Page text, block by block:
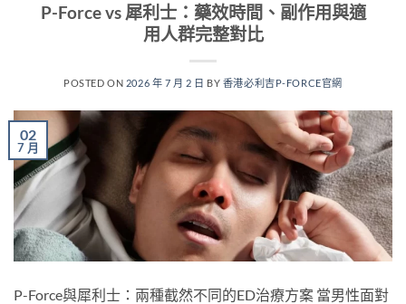
P-Force vs 犀利士：藥效時間、副作用與適
用人群完整對比
POSTED ON 2026 年 7 月 2 日 BY 香港必利吉P-FORCE官網
02
7 月
P-Force與犀利士：兩種截然不同的ED治療方案 當男性面對